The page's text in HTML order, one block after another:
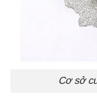
Cơ sở